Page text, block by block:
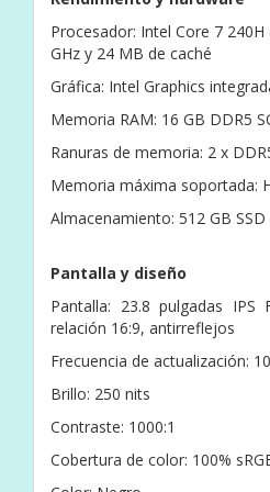
Procesador: Intel Core 7
GHz y 24 MB de caché
Gráfica: Intel Graphics
Memoria RAM: 16 GB DDR5
Ranuras de memoria: 2 x
Memoria máxima soportada:
Almacenamiento: 512 GB
Pantalla y diseño
Pantalla: 23.8 pulgadas
relación 16:9, antirreflejos
Frecuencia de actualización:
Brillo: 250 nits
Contraste: 1000:1
Cobertura de color: 100%